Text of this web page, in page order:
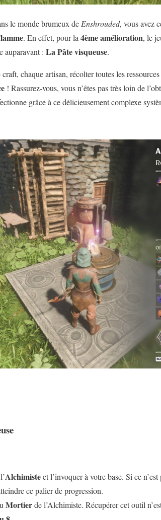
le monde brumeux de Enshrouded, vous avez
. En effet, pour la 4èmeamélioration, le
auparavant : La Pâte visqueuse.
chaque artisan, récolter toutes les
! Rassurez-vous, vous n’êtes pas très loin de
grâce à ce délicieusement complexe
Alchimisteet l’invoquer à votre base. Si ce
ce palier de progression.
Mortierde l’Alchimiste. Récupérer cet outil